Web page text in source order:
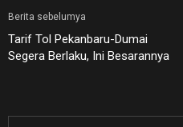
Berita sebelumya
Tarif Tol Pekanbaru-Dumai
Segera Berlaku, Ini Besarannya